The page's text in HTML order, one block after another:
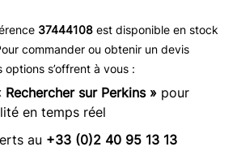
37444108 est disponible en stock
commander ou obtenir un devis
options s’offrent à vous :
Rechercher sur Perkins » pour
en temps réel
au +33 (0)2 40 95 13 13